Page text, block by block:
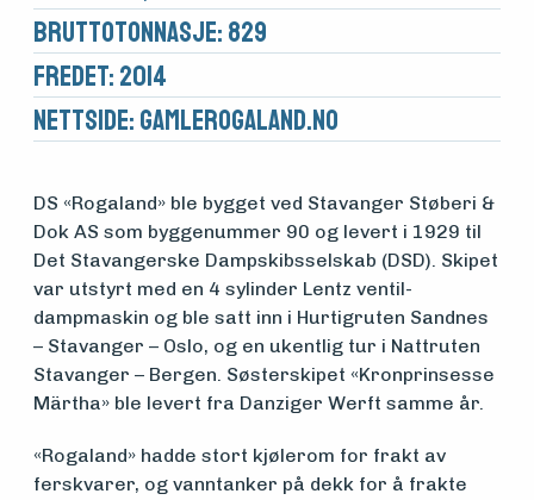
Medlemsfartøy
Søk
om
midler
Brutto­tonnasje: 829
Fredet: 2014
Nettside: gamlerogaland.no
DS «Rogaland» ble bygget ved Stavanger Støberi &
Dok AS som byggenummer 90 og levert i 1929 til
Det Stavangerske Dampskibsselskab (DSD). Skipet
var utstyrt med en 4 sylinder Lentz ventil-
dampmaskin og ble satt inn i Hurtigruten Sandnes
– Stavanger – Oslo, og en ukentlig tur i Nattruten
Stavanger – Bergen. Søsterskipet «Kronprinsesse
Märtha» ble levert fra Danziger Werft samme år.
«Rogaland» hadde stort kjølerom for frakt av
ferskvarer, og vanntanker på dekk for å frakte